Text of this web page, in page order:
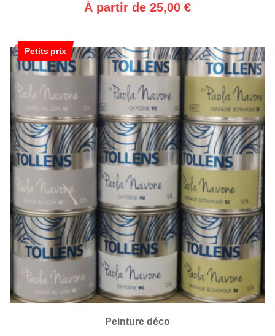
À partir de 25,00 €
Petits prix
Peinture déco